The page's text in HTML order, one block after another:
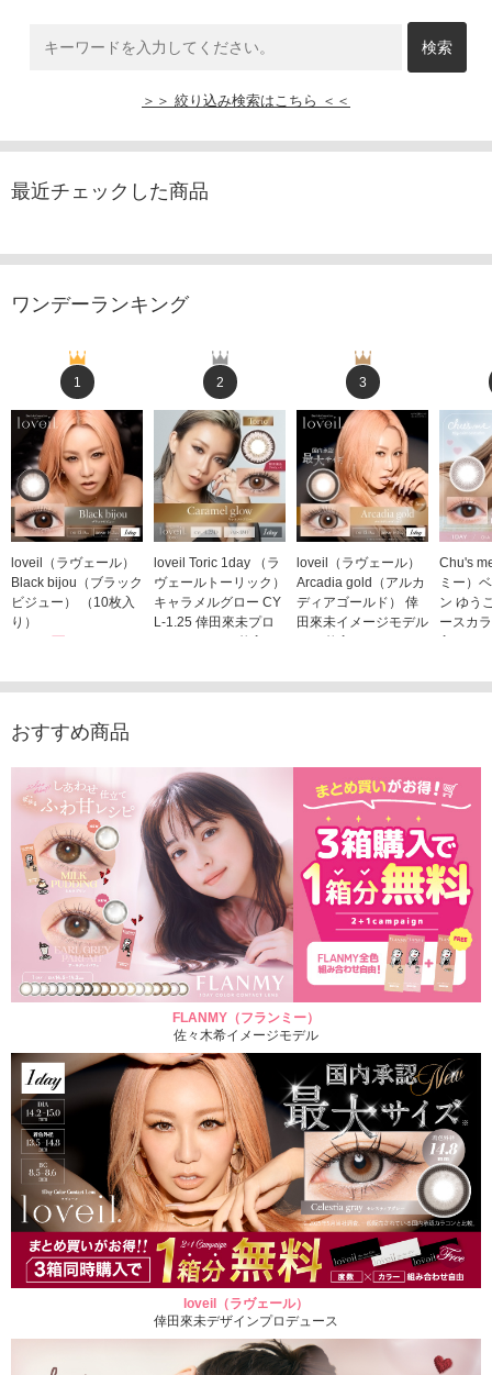
＞＞ 絞り込み検索はこちら ＜＜
最近チェックした商品
ワンデーランキング
1
loveil（ラヴェール）
Black bijou（ブラック
ビジュー） （10枚入
り）
2
loveil Toric 1day （ラ
ヴェールトーリック）
キャラメルグロー CY
L-1.25 倖田來未プロ
1,760円(税込)
3
loveil（ラヴェール）
Arcadia gold（アルカ
ディアゴールド） 倖
田來未イメージモデル
Chu's
ミー）
ン ゆう
ースカ
おすすめ商品
FLANMY（フランミー）
佐々木希イメージモデル
loveil（ラヴェール）
倖田來未デザインプロデュース